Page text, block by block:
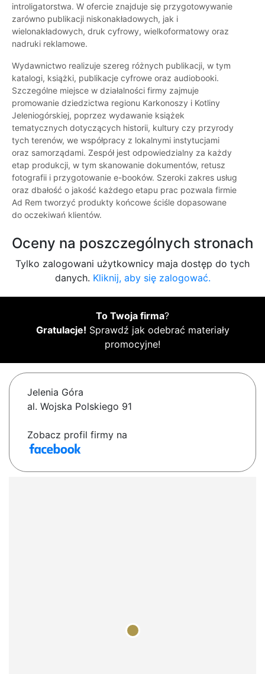
introligatorstwa. W ofercie znajduje się przygotowywanie
zarówno publikacji niskonakładowych, jak i
wielonakładowych, druk cyfrowy, wielkoformatowy oraz
nadruki reklamowe.
Wydawnictwo realizuje szereg różnych publikacji, w tym
katalogi, książki, publikacje cyfrowe oraz audiobooki.
Szczególne miejsce w działalności firmy zajmuje
promowanie dziedzictwa regionu Karkonoszy i Kotliny
Jeleniogórskiej, poprzez wydawanie książek
tematycznych dotyczących historii, kultury czy przyrody
tych terenów, we współpracy z lokalnymi instytucjami
oraz samorządami. Zespół jest odpowiedzialny za każdy
etap produkcji, w tym skanowanie dokumentów, retusz
fotografii i przygotowanie e-booków. Szeroki zakres usług
oraz dbałość o jakość każdego etapu prac pozwala firmie
Ad Rem tworzyć produkty końcowe ściśle dopasowane
do oczekiwań klientów.
Oceny na poszczególnych stronach
Tylko zalogowani użytkownicy maja dostęp do tych
danych. Kliknij, aby się zalogować.
To Twoja firma?
Gratulacje! Sprawdź jak odebrać materiały
promocyjne!
Jelenia Góra
al. Wojska Polskiego 91
Zobacz profil firmy na